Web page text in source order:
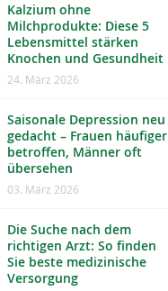
Kalzium ohne
Milchprodukte: Diese 5
Lebensmittel stärken
Knochen und Gesundheit
24. März 2026
Saisonale Depression neu
gedacht – Frauen häufiger
betroffen, Männer oft
übersehen
03. März 2026
Die Suche nach dem
richtigen Arzt: So finden
Sie beste medizinische
Versorgung